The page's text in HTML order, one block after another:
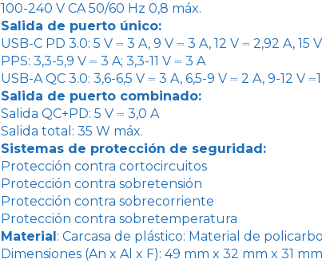
100-240 V CA 50/60 Hz 0,8 máx.
Salida de puerto único:
USB-C PD 3.0: 5 V ⎓ 3 A, 9 V ⎓ 3 A, 12 V ⎓ 2,92 A, 15
PPS: 3,3-5,9 V ⎓ 3 A; 3,3-11 V ⎓ 3 A
USB-A QC 3.0: 3,6-6,5 V ⎓ 3 A, 6,5-9 V ⎓ 2 A, 9-12 V
Salida de puerto combinado:
Salida QC+PD: 5 V ⎓ 3,0 A
Salida total: 35 W máx.
Sistemas de protección de seguridad:
Protección contra cortocircuitos
Protección contra sobretensión
Protección contra sobrecorriente
Protección contra sobretemperatura
Material : Carcasa de plástico: Material de
Dimensiones (An x Al x F): 49 mm x 32 mm x 31 mm